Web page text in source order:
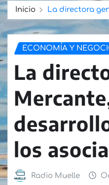
Inicio La directora
ECONOMÍA Y
La
los
Radio Muelle